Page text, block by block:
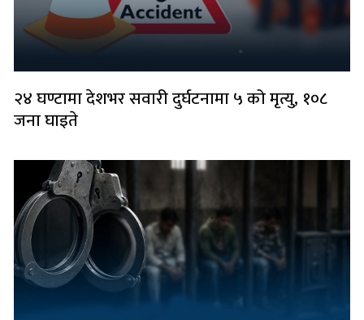
२४ घण्टामा देशभर सवारी दुर्घटनामा ५ को मृत्यु, १०८
जना घाइते